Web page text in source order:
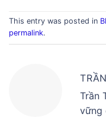
This entry was posted in
permalink.
Trần
vững